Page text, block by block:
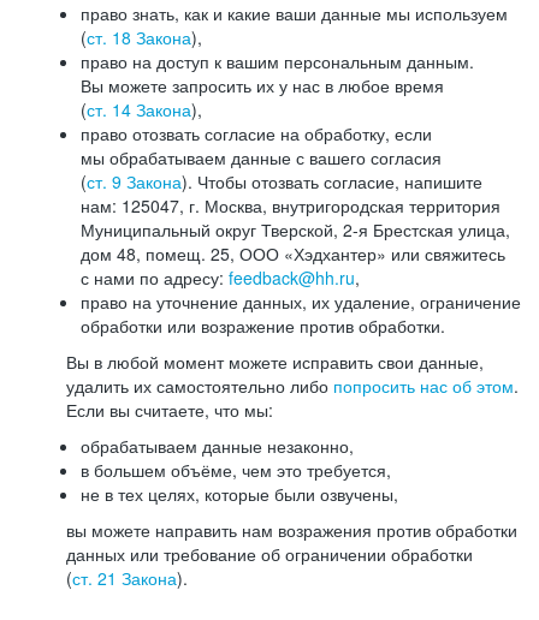
право знать, как и какие ваши данные мы используем
(ст. 18 Закона),
право на доступ к вашим персональным данным.
Вы можете запросить их у нас в любое время
(ст. 14 Закона),
право отозвать согласие на обработку, если
мы обрабатываем данные с вашего согласия
(ст. 9 Закона). Чтобы отозвать согласие, напишите
нам: 125047, г. Москва, внутригородская территория
Муниципальный округ Тверской, 2-я Брестская улица,
дом 48, помещ. 25, ООО «Хэдхантер» или свяжитесь
с нами по адресу: feedback@hh.ru,
право на уточнение данных, их удаление, ограничение
обработки или возражение против обработки.
Вы в любой момент можете исправить свои данные,
удалить их самостоятельно либо попросить нас об этом.
Если вы считаете, что мы:
обрабатываем данные незаконно,
в большем объёме, чем это требуется,
не в тех целях, которые были озвучены,
вы можете направить нам возражения против обработки
данных или требование об ограничении обработки
(ст. 21 Закона).